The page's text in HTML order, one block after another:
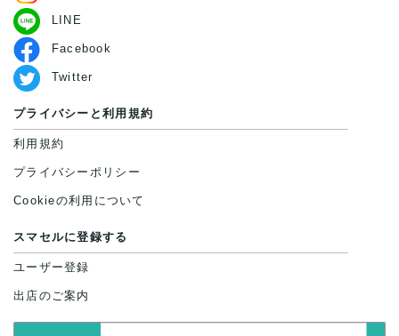
LINE
Facebook
Twitter
プライバシーと利用規約
利用規約
プライバシーポリシー
Cookieの利用について
スマセルに登録する
ユーザー登録
出店のご案内